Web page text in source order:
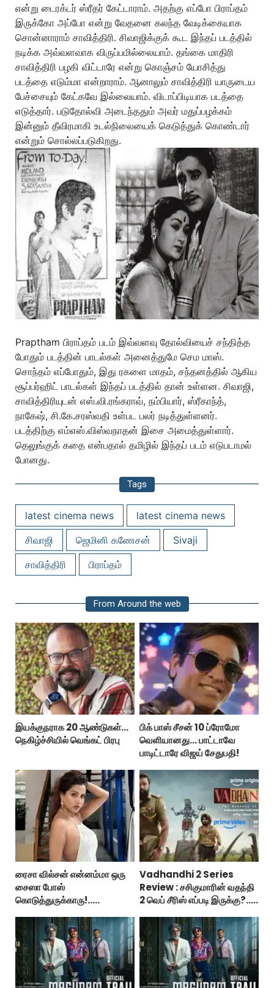
என்று டைரக்டர் ஸ்ரீதர் கேட்டாராம். அதற்கு எப்போ பிராப்தம்
இருக்கோ அப்போ என்று வேதனை கலந்த வேடிக்கையாக
சொன்னாராம் சாவித்திரி. சிவாஜிக்குக் கூட இந்தப் படத்தில்
நடிக்க அவ்வளவாக விருப்பமில்லையாம். தங்கை மாதிரி
சாவித்திரி பழகி விட்டாரே என்று கொஞ்சம் யோசித்து
படத்தை எடும்மா என்றாராம். ஆனாலும் சாவித்திரி யாருடைய
பேச்சையும் கேட்கவே இல்லையாம். விடாப்பிடியாக படத்தை
எடுத்தார். படுதோல்வி அடைந்ததும் அவர் மதுப்பழக்கம்
இன்னும் தீவிரமாகி உடல்நிலையைக் கெடுத்துக் கொண்டார்
என்றும் சொல்லப்படுகிறது.
Praptham பிராப்தம் படம் இவ்வளவு தோல்வியைச் சந்தித்த
போதும் படத்தின் பாடல்கள் அனைத்துமே செம மாஸ்.
சொந்தம் எப்போதும், இது ரகளை மாதம், சந்தனத்தில் ஆகிய
சூப்பர்ஹிட் பாடல்கள் இந்தப் படத்தில் தான் உள்ளன. சிவாஜி,
சாவித்திரியுடன் எஸ்.வி.ரங்கராவ், நம்பியார், ஸ்ரீகாந்த்,
நாகேஷ், சி.கே.சரஸ்வதி உள்பட பலர் நடித்துள்ளனர்.
படத்திற்கு எம்எஸ்.விஸ்வநாதன் இசை அமைத்துள்ளார்.
தெலுங்குக் கதை என்பதால் தமிழில் இந்தப் படம் எடுபடாமல்
போனது.
Tags
latest cinema news
latest cinema news
சிவாஜி
ஜெமினி கணேசன்
Sivaji
சாவித்திரி
பிராப்தம்
From Around the web
இயக்குநராக 20 ஆண்டுகள்...
நெகிழ்ச்சியில் வெங்கட் பிரபு
பிக் பாஸ் சீசன் 10 ப்ரோமோ
வெளியானது... பாட்டாவே
பாடிட்டாரே விஜய் சேதுபதி!
ரைசா வில்சன் என்னம்மா ஒரு
சைஸா போஸ்
கொடுத்துருக்காரு!..
Vadhandhi 2 Series
Review : சசிகுமாரின் வதந்தி
2 வெப் சீரிஸ் எப்படி இருக்கு?...